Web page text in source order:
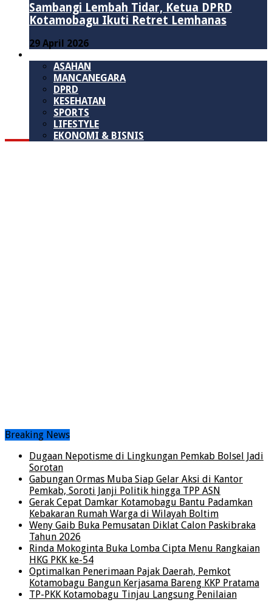
Sambangi Lembah Tidar, Ketua DPRD
Kotamobagu Ikuti Retret Lemhanas
29 April 2026
ASAHAN
MANCANEGARA
DPRD
KESEHATAN
SPORTS
LIFESTYLE
EKONOMI & BISNIS
Breaking News
Dugaan Nepotisme di Lingkungan Pemkab Bolsel Jadi
Sorotan
Gabungan Ormas Muba Siap Gelar Aksi di Kantor
Pemkab, Soroti Janji Politik hingga TPP ASN
Gerak Cepat Damkar Kotamobagu Bantu Padamkan
Kebakaran Rumah Warga di Wilayah Boltim
Weny Gaib Buka Pemusatan Diklat Calon Paskibraka
Tahun 2026
Rinda Mokoginta Buka Lomba Cipta Menu Rangkaian
HKG PKK ke-54
Optimalkan Penerimaan Pajak Daerah, Pemkot
Kotamobagu Bangun Kerjasama Bareng KKP Pratama
TP-PKK Kotamobagu Tinjau Langsung Penilaian